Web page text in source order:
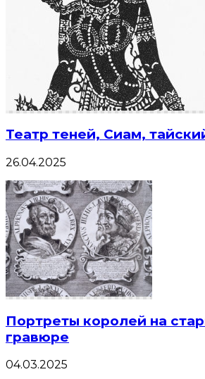
Театр теней, Сиам,
26.04.2025
Портреты королей на
гравюре
04.03.2025